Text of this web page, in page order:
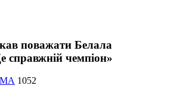
поважати Белала
чемпіон»
1052